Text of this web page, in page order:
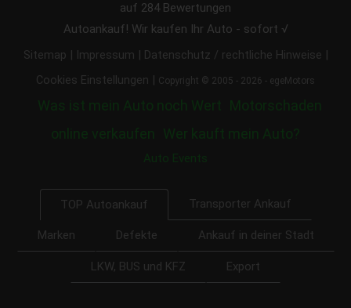
auf 284Bewertungen
Autoankauf! Wir kaufen Ihr Auto - sofort √
Sitemap Impressum Datenschutz / rechtliche Hinweise
Cookies Einstellungen Copyright © 2005 - 2026 - egeMotors
Was ist mein Auto noch Wert Motorschaden
online verkaufen
Wer kauft mein Auto?
Auto Events
TOP Autoankauf Transporter Ankauf
Marken Defekte Ankauf in deiner Stadt
LKW, BUS und KFZ Export